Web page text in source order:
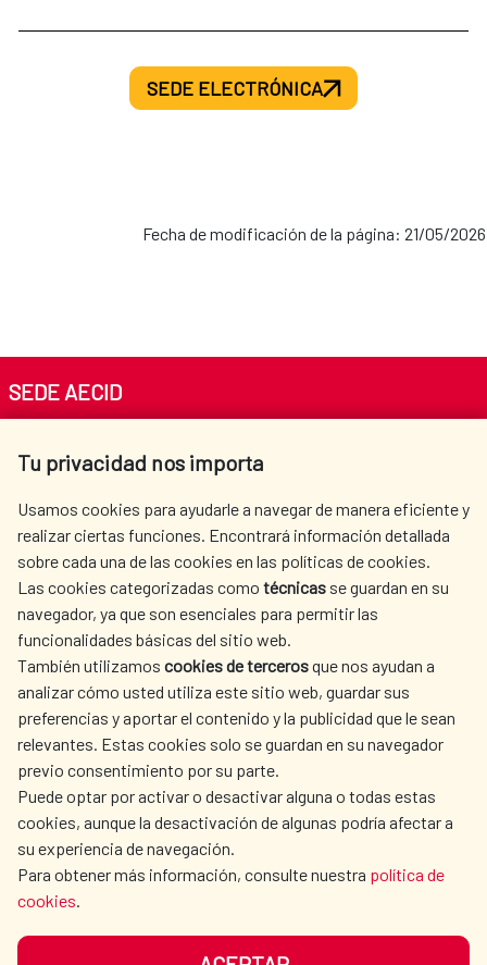
SEDE ELECTRÓNICA
Fecha de modificación de la página: 21/05/2026
Tu privacidad nos importa
Usamos cookies para ayudarle a navegar de manera eficiente y
realizar ciertas funciones. Encontrará información detallada
sobre cada una de las cookies en las políticas de cookies.
Las cookies categorizadas como técnicas se guardan en su
navegador, ya que son esenciales para permitir las
funcionalidades básicas del sitio web.
También utilizamos cookies de tercerosque nos ayudan a
analizar cómo usted utiliza este sitio web, guardar sus
preferencias y aportar el contenido y la publicidad que le sean
relevantes. Estas cookies solo se guardan en su navegador
previo consentimiento por su parte.
Puede optar por activar o desactivar alguna o todas estas
cookies, aunque la desactivación de algunas podría afectar a
su experiencia de navegación.
Para obtener más información, consulte nuestra política de
cookies.
SEDE AECID
Tel. +34 900 20 30 54​​​​​​​
AECID
WHERE DO WE COOPERATE?
SPANISH HUMANITARIAN
ACTION
PRESS ROOM
CULTURE AND SCIENCE LIBRARY
OUR SOCIAL MEDIA